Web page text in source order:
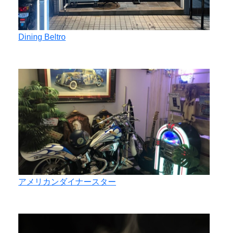
Dining Beltro
アメリカンダイナースター